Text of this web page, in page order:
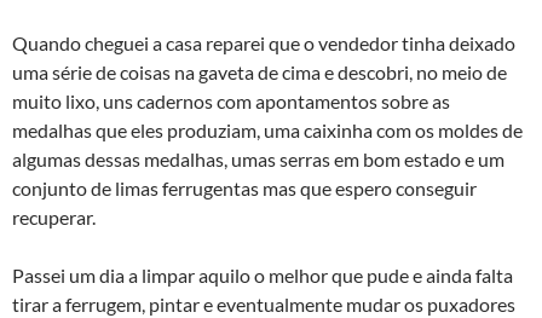
Quando cheguei a casa reparei que o vendedor tinha deixado
uma série de coisas na gaveta de cima e descobri, no meio de
muito lixo, uns cadernos com apontamentos sobre as
medalhas que eles produziam, uma caixinha com os moldes de
algumas dessas medalhas, umas serras em bom estado e um
conjunto de limas ferrugentas mas que espero conseguir
recuperar.
Passei um dia a limpar aquilo o melhor que pude e ainda falta
tirar a ferrugem, pintar e eventualmente mudar os puxadores